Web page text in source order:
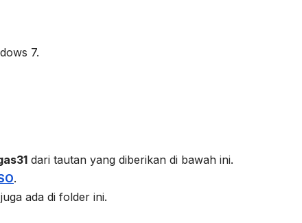
7.
dari tautan yang diberikan di bawah ini.
.
ada di folder ini.